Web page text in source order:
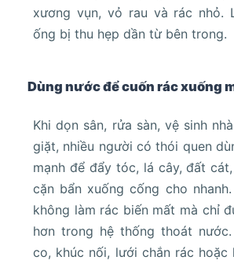
xương vụn, vỏ rau và rác nhỏ.
ống bị thu hẹp dần từ bên trong.
Dùng nước để cuốn rác xuống
Khi dọn sân, rửa sàn, vệ sinh
giặt, nhiều người có thói quen
mạnh để đẩy tóc, lá cây, đất
cặn bẩn xuống cống cho
không làm rác biến mất mà chỉ
hơn trong hệ thống thoát
co, khúc nối, lưới chắn rác hoặc